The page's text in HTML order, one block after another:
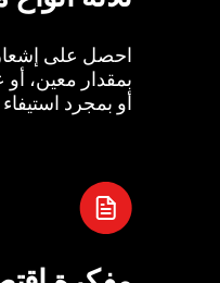
احصل على
بمقدار معين،
أو بمجرد